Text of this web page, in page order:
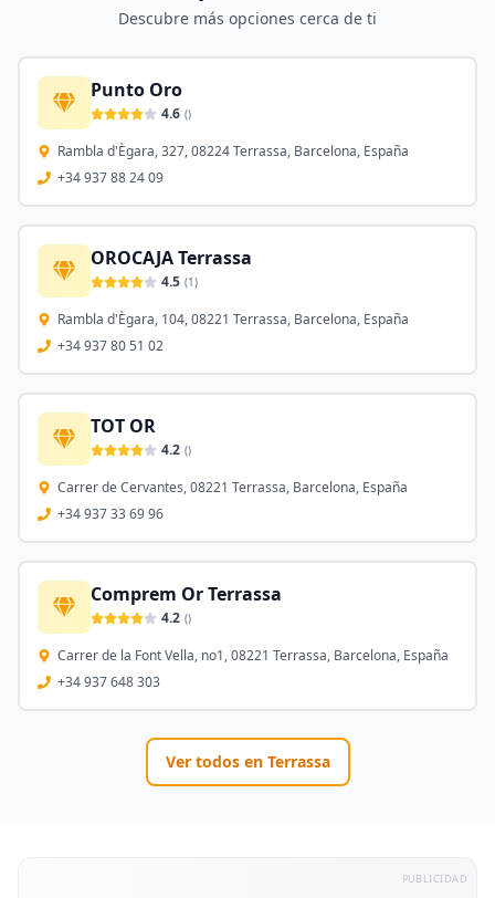
Descubre más opciones cerca de ti
Punto Oro
4.6 ()
Rambla d'Ègara, 327, 08224 Terrassa, Barcelona, España
+34 937 88 24 09
OROCAJA Terrassa
4.5 (1)
Rambla d'Ègara, 104, 08221 Terrassa, Barcelona, España
+34 937 80 51 02
TOT OR
4.2 ()
Carrer de Cervantes, 08221 Terrassa, Barcelona, España
+34 937 33 69 96
Comprem Or Terrassa
4.2 ()
Carrer de la Font Vella, no1, 08221 Terrassa, Barcelona, España
+34 937 648 303
Ver todos en Terrassa
PUBLICIDAD